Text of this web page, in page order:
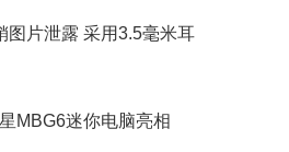
图片泄露 采用3.5毫米耳
MBG6迷你电脑亮相